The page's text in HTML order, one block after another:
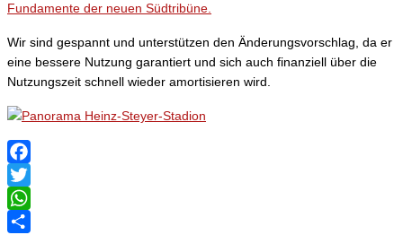
Fundamente der neuen Südtribüne.
Wir sind gespannt und unterstützen den Änderungsvorschlag, da er
eine bessere Nutzung garantiert und sich auch finanziell über die
Nutzungszeit schnell wieder amortisieren wird.
Facebook
Twitter
WhatsApp